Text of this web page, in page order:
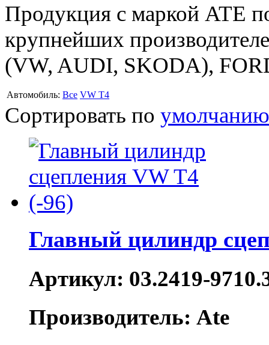
Продукция с маркой ATE
крупнейших
(VW, AUDI, SKODA),
Автомобиль: Все VW T4
Сортировать по умолчанию
Главный цилиндр
Артикул: 03.2419-
Производитель: Ate